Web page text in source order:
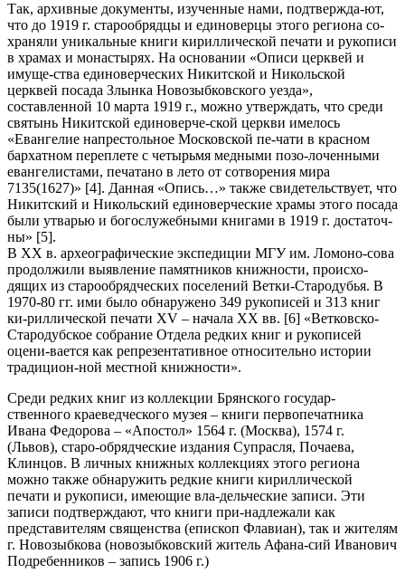
Так, архивные документы, изученные нами, подтвержда-ют,
что до 1919 г. старообрядцы и единоверцы этого региона со-
храняли уникальные книги кириллической печати и рукописи
в храмах и монастырях. На основании «Описи церквей и
имуще-ства единоверческих Никитской и Никольской
церквей посада Злынка Новозыбковского уезда»,
составленной 10 марта 1919 г., можно утверждать, что среди
святынь Никитской единоверче-ской церкви имелось
«Евангелие напрестольное Московской пе-чати в красном
бархатном переплете с четырьмя медными позо-лоченными
евангелистами, печатано в лето от сотворения мира
7135(1627)» [4]. Данная «Опись…» также свидетельствует, что
Никитский и Никольский единоверческие храмы этого посада
были утварью и богослужебными книгами в 1919 г. достаточ-
ны» [5].
В XX в. археографические экспедиции МГУ им. Ломоно-сова
продолжили выявление памятников книжности, происхо-
дящих из старообрядческих поселений Ветки-Стародубья. В
1970-80 гг. ими было обнаружено 349 рукописей и 313 книг
ки-риллической печати XV – начала XX вв. [6] «Ветковско-
Стародубское собрание Отдела редких книг и рукописей
оцени-вается как репрезентативное относительно истории
традицион-ной местной книжности».
Среди редких книг из коллекции Брянского государ-
ственного краеведческого музея – книги первопечатника
Ивана Федорова – «Апостол» 1564 г. (Москва), 1574 г.
(Львов), старо-обрядческие издания Супрасля, Почаева,
Клинцов. В личных книжных коллекциях этого региона
можно также обнаружить редкие книги кириллической
печати и рукописи, имеющие вла-дельческие записи. Эти
записи подтверждают, что книги при-надлежали как
представителям священства (епископ Флавиан), так и жителям
г. Новозыбкова (новозыбковский житель Афана-сий Иванович
Подребенников – запись 1906 г.)